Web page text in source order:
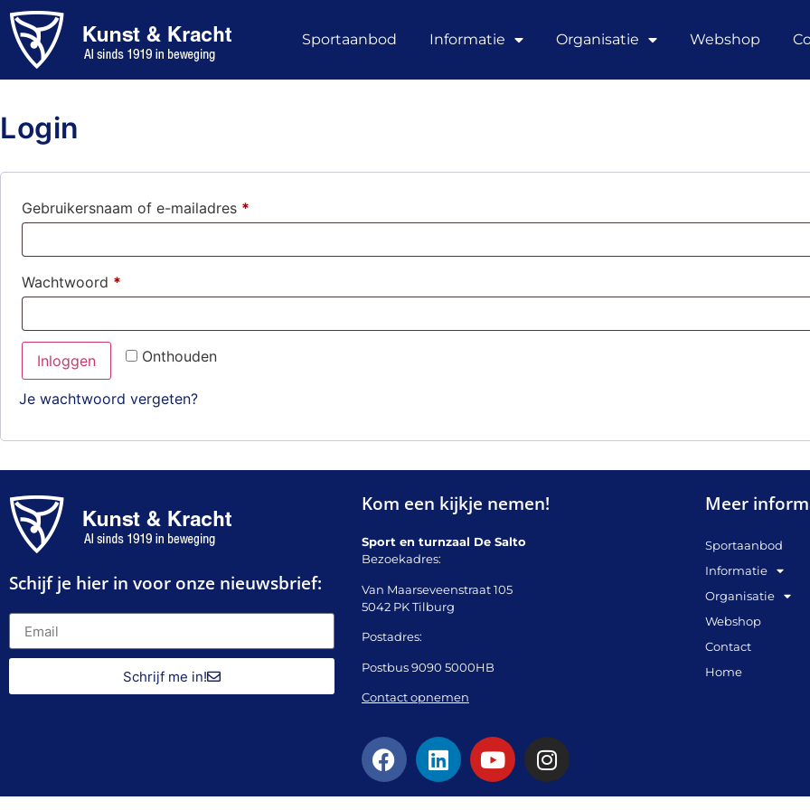
Sportaanbod Informatie Organisatie Webshop
Login
Gebruikersnaam of e-mailadres *
Wachtwoord *
Onthouden
Inloggen
Je wachtwoord vergeten?
Schijf je hier in voor onze nieuwsbrief:
Schrijf me in!
Kom een kijkje nemen!
Sport en turnzaal De Salto
Bezoekadres:
Van Maarseveenstraat 105
5042 PK Tilburg
Postadres:
Postbus 9090 5000HB
Contact opnemen
Meer
Sportaanbod
Informatie
Organisatie
Webshop
Contact
Home